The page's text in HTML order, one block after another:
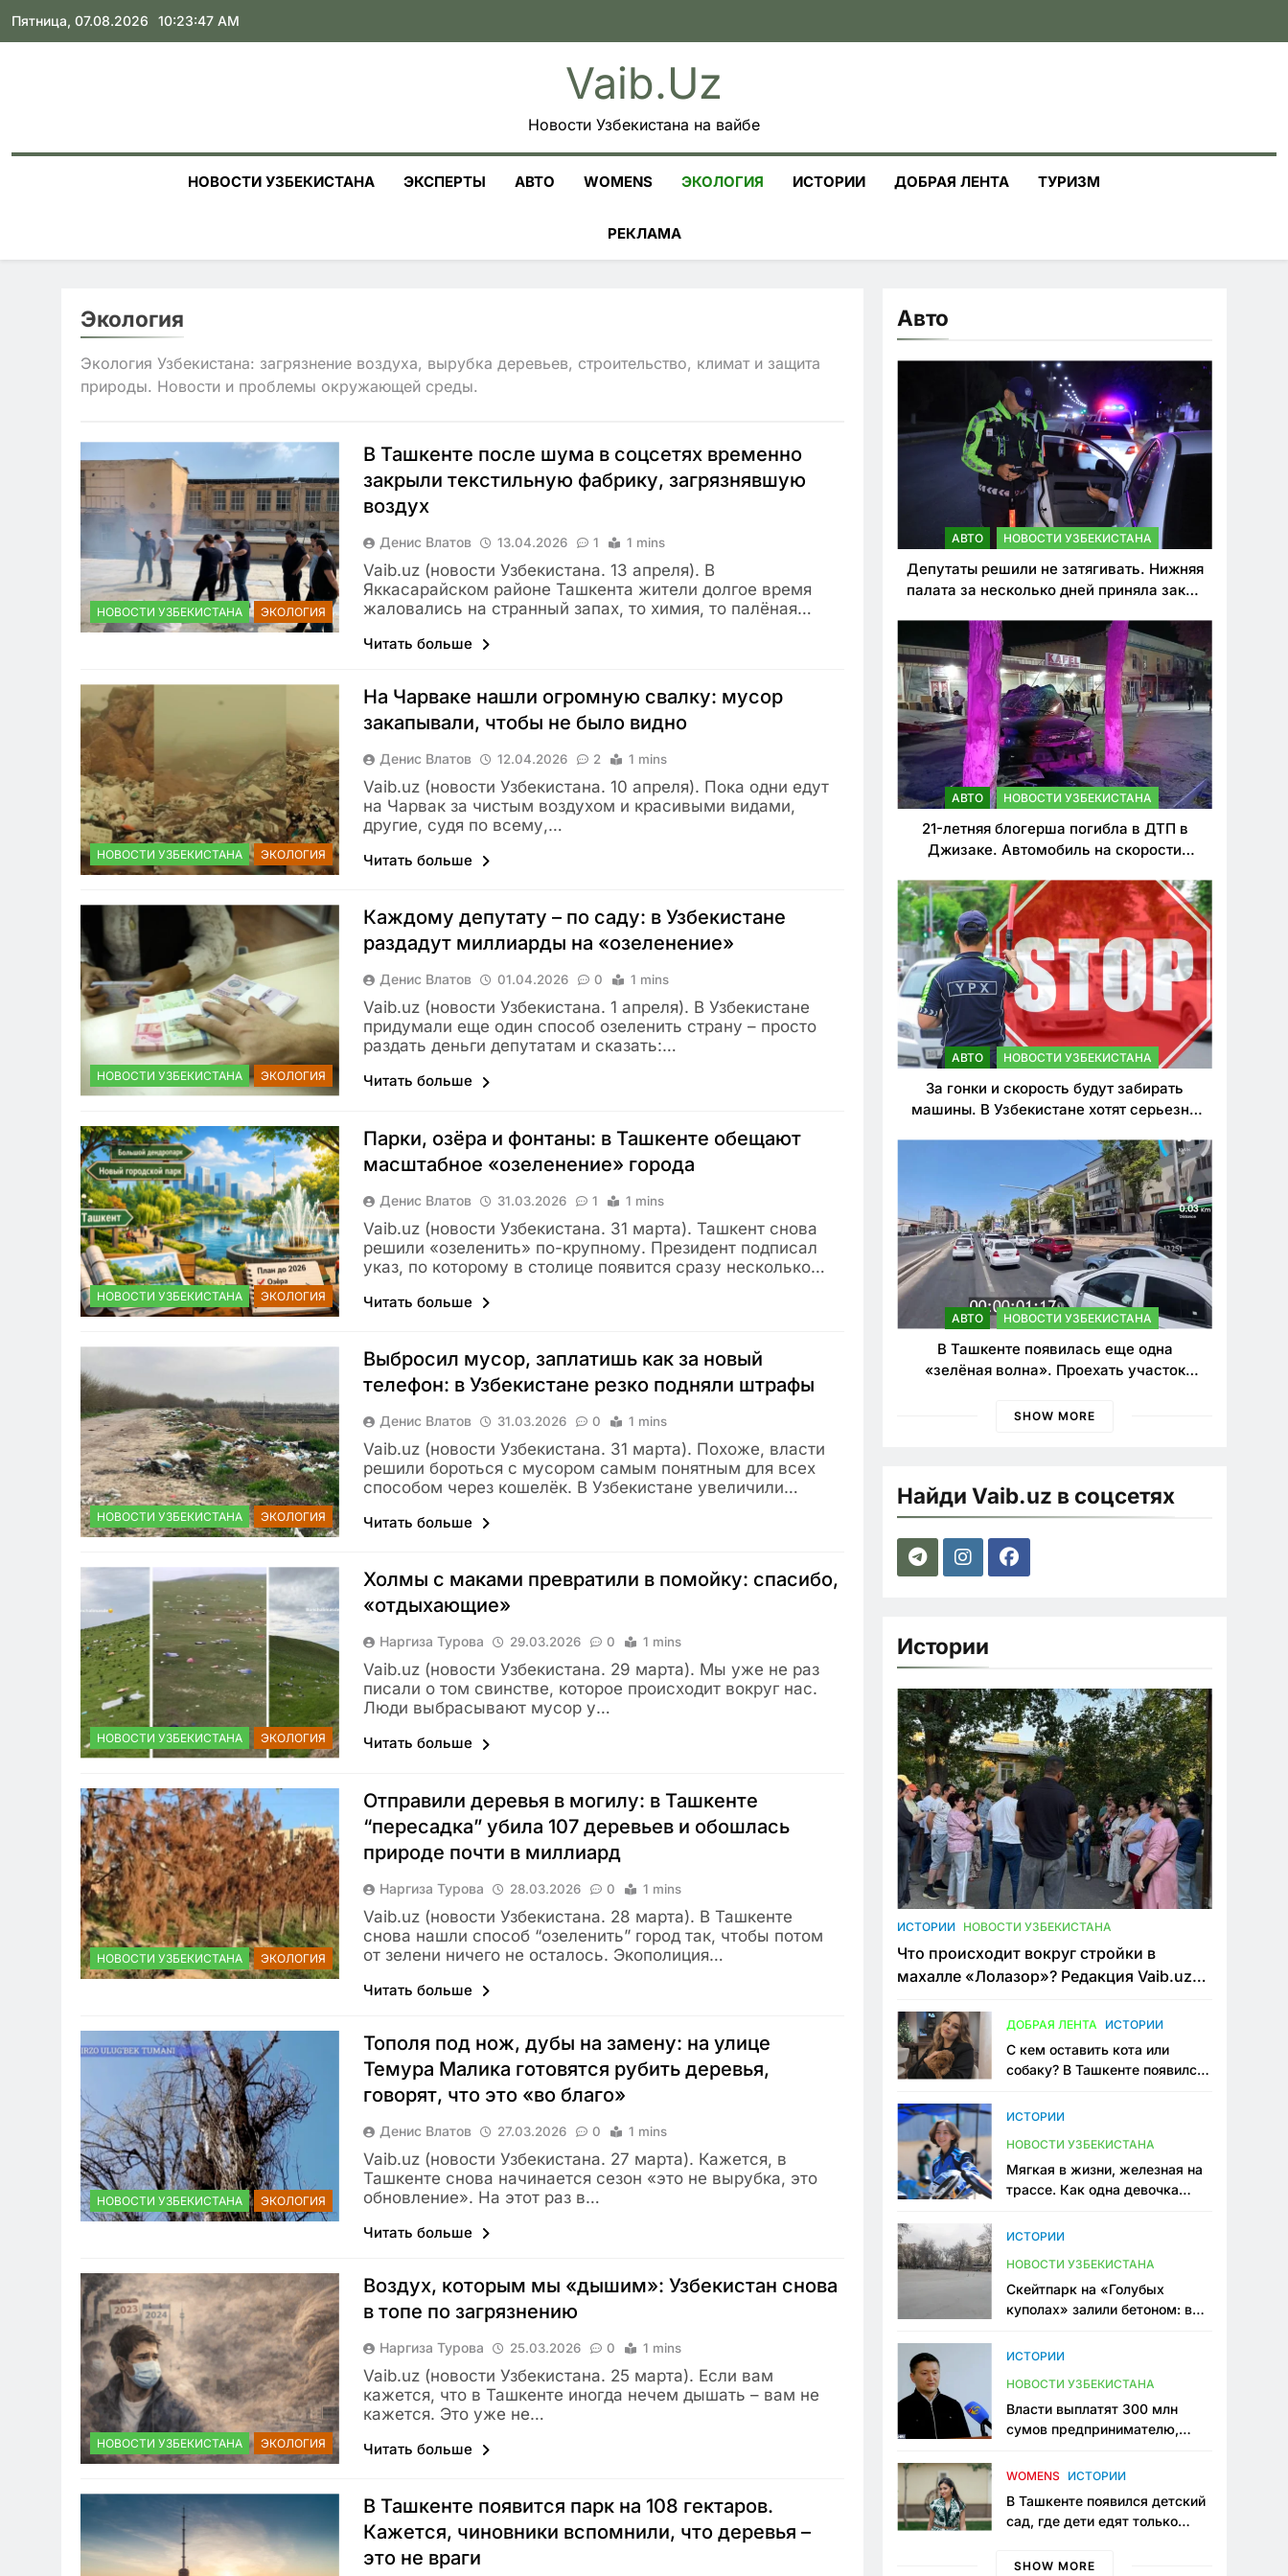
Skip
Пятница, 07.08.2026 10:23:48 AM
Vaib.uz
Новости Узбекистана на вайбе
НОВОСТИ УЗБЕКИСТАНА ЭКСПЕРТЫ АВТО WOMENS ЭКОЛОГИЯ ИСТОРИИ ДОБРАЯ ЛЕНТА ТУРИЗМ
РЕКЛАМА
Экология
Экология Узбекистана: загрязнение воздуха, вырубка деревьев, строительство, климат и защита
природы. Новости и проблемы окружающей среды.
НОВОСТИ УЗБЕКИСТАНА ЭКОЛОГИЯ
В Ташкенте после шума в соцсетях временно
закрыли текстильную фабрику, загрязнявшую
воздух
Денис Влатов 13.04.2026 1 1 mins
Vaib.uz (новости Узбекистана. 13 апреля). В
Яккасарайском районе Ташкента жители долгое время
жаловались на странный запах, то химия, то палёная…
Читать больше
НОВОСТИ УЗБЕКИСТАНА ЭКОЛОГИЯ
На Чарваке нашли огромную свалку: мусор
закапывали, чтобы не было видно
Денис Влатов 12.04.2026 2 1 mins
Vaib.uz (новости Узбекистана. 10 апреля). Пока одни едут
на Чарвак за чистым воздухом и красивыми видами,
другие, судя по всему,…
Читать больше
НОВОСТИ УЗБЕКИСТАНА ЭКОЛОГИЯ
Каждому депутату – по саду: в Узбекистане
раздадут миллиарды на «озеленение»
Денис Влатов 01.04.2026 0 1 mins
Vaib.uz (новости Узбекистана. 1 апреля). В Узбекистане
придумали еще один способ озеленить страну – просто
раздать деньги депутатам и сказать:…
Читать больше
НОВОСТИ УЗБЕКИСТАНА ЭКОЛОГИЯ
Парки, озёра и фонтаны: в Ташкенте обещают
масштабное «озеленение» города
Денис Влатов 31.03.2026 1 1 mins
Vaib.uz (новости Узбекистана. 31 марта). Ташкент снова
решили «озеленить» по-крупному. Президент подписал
указ, по которому в столице появится сразу несколько…
Читать больше
НОВОСТИ УЗБЕКИСТАНА ЭКОЛОГИЯ
Выбросил мусор, заплатишь как за новый
телефон: в Узбекистане резко подняли штрафы
Денис Влатов 31.03.2026 0 1 mins
Vaib.uz (новости Узбекистана. 31 марта). Похоже, власти
решили бороться с мусором самым понятным для всех
способом через кошелёк. В Узбекистане увеличили…
Читать больше
НОВОСТИ УЗБЕКИСТАНА ЭКОЛОГИЯ
Холмы с маками превратили в помойку: спасибо,
«отдыхающие»
Наргиза Турова 29.03.2026 0 1 mins
Vaib.uz (новости Узбекистана. 29 марта). Мы уже не раз
писали о том свинстве, которое происходит вокруг нас.
Люди выбрасывают мусор у…
Читать больше
НОВОСТИ УЗБЕКИСТАНА ЭКОЛОГИЯ
Отправили деревья в могилу: в Ташкенте
“пересадка” убила 107 деревьев и обошлась
природе почти в миллиард
Наргиза Турова 28.03.2026 0 1 mins
Vaib.uz (новости Узбекистана. 28 марта). В Ташкенте
снова нашли способ “озеленить” город так, чтобы потом
от зелени ничего не осталось. Экополиция…
Читать больше
НОВОСТИ УЗБЕКИСТАНА ЭКОЛОГИЯ
Тополя под нож, дубы на замену: на улице
Темура Малика готовятся рубить деревья,
говорят, что это «во благо»
Денис Влатов 27.03.2026 0 1 mins
Vaib.uz (новости Узбекистана. 27 марта). Кажется, в
Ташкенте снова начинается сезон «это не вырубка, это
обновление». На этот раз в…
Читать больше
НОВОСТИ УЗБЕКИСТАНА ЭКОЛОГИЯ
Воздух, которым мы «дышим»: Узбекистан снова
в топе по загрязнению
Наргиза Турова 25.03.2026 0 1 mins
Vaib.uz (новости Узбекистана. 25 марта). Если вам
кажется, что в Ташкенте иногда нечем дышать – вам не
кажется. Это уже не…
Читать больше
В Ташкенте появится парк на 108 гектаров.
Кажется, чиновники вспомнили, что деревья –
это не враги
Авто
АВТО НОВОСТИ УЗБЕКИСТАНА
Депутаты решили не затягивать. Нижняя
палата за несколько дней приняла закон
нарушителей ПДД
АВТО НОВОСТИ УЗБЕКИСТАНА
21-летняя блогерша погибла в ДТП в
Джизаке. Автомобиль на скорости
АВТО НОВОСТИ УЗБЕКИСТАНА
За гонки и скорость будут забирать
машины. В Узбекистане хотят серьезно
АВТО НОВОСТИ УЗБЕКИСТАНА
В Ташкенте появилась еще одна
«зелёная волна». Проехать участок
SHOW MORE
Найди Vaib.uz в соцсетях
Истории
ИСТОРИИ НОВОСТИ УЗБЕКИСТАНА
Что происходит вокруг стройки в
махалле «Лолазор»? Редакция Vaib.uz
конфликта
ДОБРАЯ ЛЕНТА ИСТОРИИ
С кем оставить кота или
собаку? В Ташкенте появился
ИСТОРИИ
НОВОСТИ УЗБЕКИСТАНА
Мягкая в жизни, железная на
трассе. Как одна девочка
Узбекистане
ИСТОРИИ
НОВОСТИ УЗБЕКИСТАНА
Скейтпарк на «Голубых
куполах» залили бетоном: в
одно общественное
ИСТОРИИ
НОВОСТИ УЗБЕКИСТАНА
Власти выплатят 300 млн
сумов предпринимателю,
тюрьме по незаконному
WOMENS ИСТОРИИ
В Ташкенте появился детский
сад, где дети едят только
мама, которая устала просить
SHOW MORE